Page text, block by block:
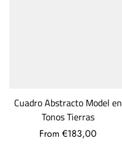
Cuadro Abstracto Model en
Tonos Tierras
From €183,00